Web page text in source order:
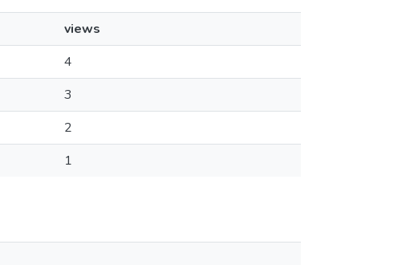
views
4
3
2
1